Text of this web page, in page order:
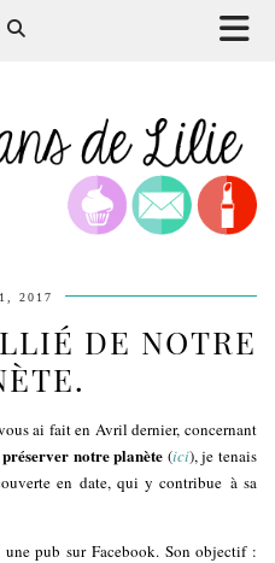
2017
DE NOTRE
ai fait en Avril dernier, concernant
notre planète (ici), je tenais
en date, qui y contribue à sa
une pub sur Facebook. Son objectif :